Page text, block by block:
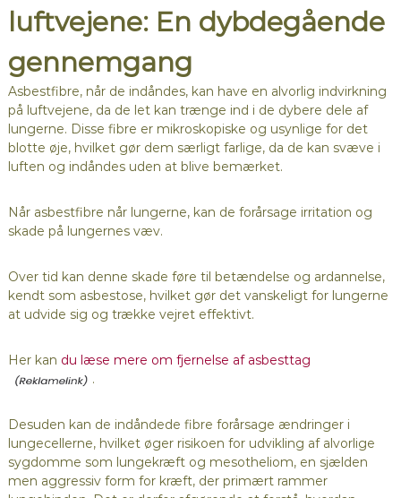
luftvejene: En dybdegående
gennemgang
Asbestfibre, når de indåndes, kan have en alvorlig indvirkning
på luftvejene, da de let kan trænge ind i de dybere dele af
lungerne. Disse fibre er mikroskopiske og usynlige for det
blotte øje, hvilket gør dem særligt farlige, da de kan svæve i
luften og indåndes uden at blive bemærket.
Når asbestfibre når lungerne, kan de forårsage irritation og
skade på lungernes væv.
Over tid kan denne skade føre til betændelse og ardannelse,
kendt som asbestose, hvilket gør det vanskeligt for lungerne
at udvide sig og trække vejret effektivt.
Her kan du læse mere om fjernelse af asbesttag
.
Desuden kan de indåndede fibre forårsage ændringer i
lungecellerne, hvilket øger risikoen for udvikling af alvorlige
sygdomme som lungekræft og mesotheliom, en sjælden
men aggressiv form for kræft, der primært rammer